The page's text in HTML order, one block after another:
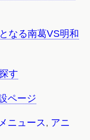
なる南葛VS明和
す
ページ
ニュース, アニ